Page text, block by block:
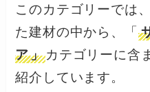
このカテゴリーでは
た建材の中から、「
ア」カテゴリーに含
紹介しています。